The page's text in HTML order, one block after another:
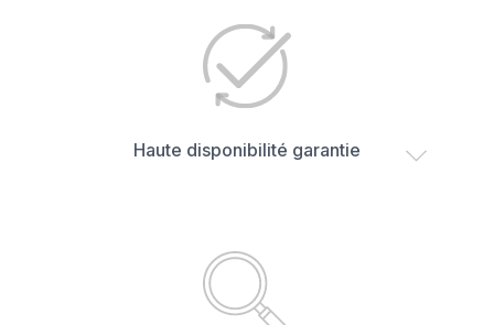
Haute disponibilité garantie